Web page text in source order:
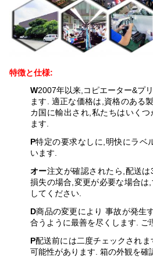
特徴と仕様:
W2007年以来,コピエーター&プ
ます. 適正な価格は,資格のある
カ国に輸出され,私たちはいく
ます.
P特定の要求なしに,明快にラベ
います.
オー注文が確認されたら,配送は
損失の場合,変更が必要な場合は
してください.
D商品の変更により 事故が発生
合うように最善を尽くします. ご
P配送前には二度チェックされ
可能性があります. 箱の外観を確